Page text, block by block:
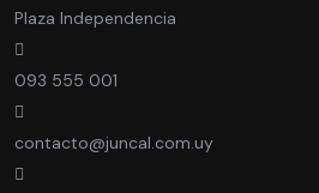
Plaza Independencia
093 555 001
contacto@juncal.com.uy